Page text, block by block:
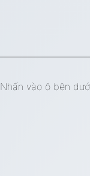
Nhấn vào ô bên